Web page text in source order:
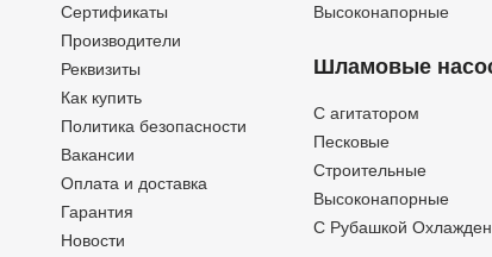
Сертификаты
Производители
Реквизиты
Как купить
Политика безопасности
Вакансии
Оплата и доставка
Гарантия
Новости
Высоконапорные
Шламовые
C агитатором
Песковые
Строительные
Высоконапорные
С Рубашкой